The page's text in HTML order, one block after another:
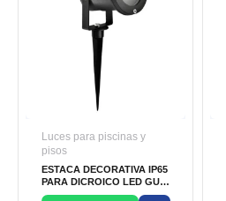
Luces para piscinas y
pisos
ESTACA DECORATIVA IP65
PARA DICROICO LED GU10
OSLER